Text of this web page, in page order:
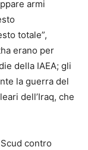
armi
totale”,
erano per
della IAEA; gli
la guerra del
dell’Iraq, che
contro